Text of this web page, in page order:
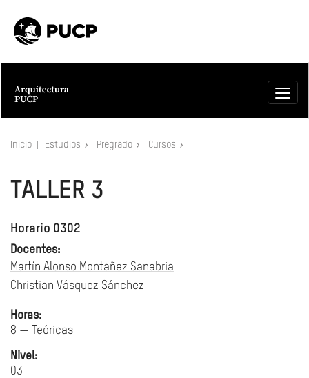
Inicio Estudios Pregrado Cursos
TALLER 3
Horario 0302
Docentes:
Martín Alonso Montañez Sanabria
Christian Vásquez Sánchez
Horas:
8 — Teóricas
Nivel:
03